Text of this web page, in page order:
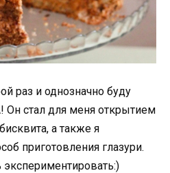
раз и однозначно буду
стал для меня открытием
а также я
приготовления глазури.